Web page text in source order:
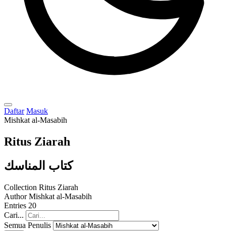
Daftar Masuk
Mishkat al-Masabih
Ritus Ziarah
كتاب المناسك
Collection Ritus Ziarah
Author Mishkat al-Masabih
Entries 20
Cari...
Semua Penulis